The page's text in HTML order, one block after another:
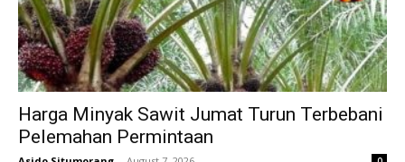
Harga Minyak Sawit Jumat Turun Terbebani
Pelemahan Permintaan